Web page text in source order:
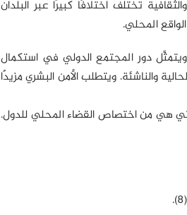
تختلف اختلافًا كبيرًا عبر البلدان
المحلي.
دور المجتمع الدولي في استكمال
والناشئة. ويتطلب الأمن البشري مزيدًا
التي هي من اختصاص القضاء المحلي للدول.